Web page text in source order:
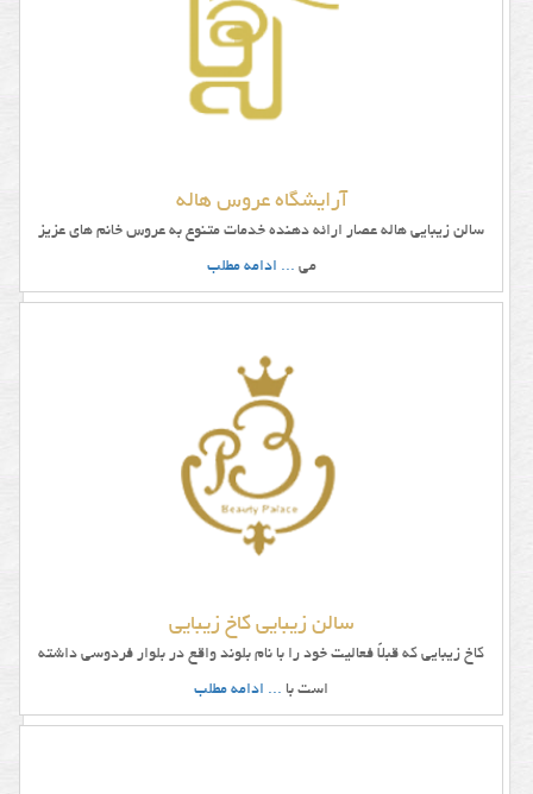
آرایشگاه عروس هاله
سالن زیبایی هاله عصار ارائه دهنده خدمات متنوع به عروس خانم های عزیز
می ... ادامه مطلب
سالن زیبایی کاخ زیبایی
کاخ زیبایی که قبلاً فعالیت خود را با نام بلوند واقع در بلوار فردوسی داشته
است با ... ادامه مطلب